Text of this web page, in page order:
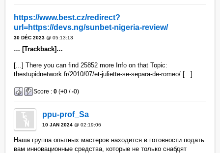
https://www.best.cz/redirect?
url=https://devs.ng/sunbet-nigeria-review/
30 DÉC 2023 @ 05:13:13
… [Trackback]…
[...] There you can find 25852 more Info on that Topic:
thestupidnetwork.fr/2010/07/et-juliette-se-separa-de-romeo/ [...]…
Score :0 (+0 /-0)
ppu-prof_Sa
10 JAN 2024 @ 02:19:06
Наша группа опытных мастеров находится в готовности подать
вам инновационные средства, которые не только снабдят